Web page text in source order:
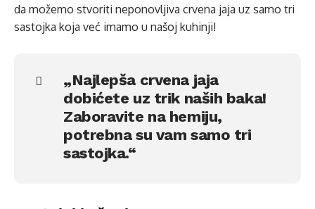
da možemo stvoriti neponovljiva crvena jaja uz samo tri
sastojka koja već imamo u našoj kuhinji!
„Najlepša crvena jaja
dobićete uz trik naših baka!
Zaboravite na hemiju,
potrebna su vam samo tri
sastojka.“